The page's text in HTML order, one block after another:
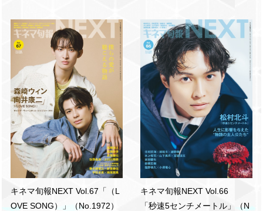
キネマ旬報NEXT Vol.67「（L
OVE SONG）」（No.1972）
キネマ旬報NEXT Vol.66
「秒速5センチメートル」（N